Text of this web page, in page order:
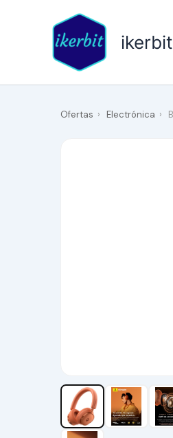
ikerbit
Ofertas › Electrónica ›